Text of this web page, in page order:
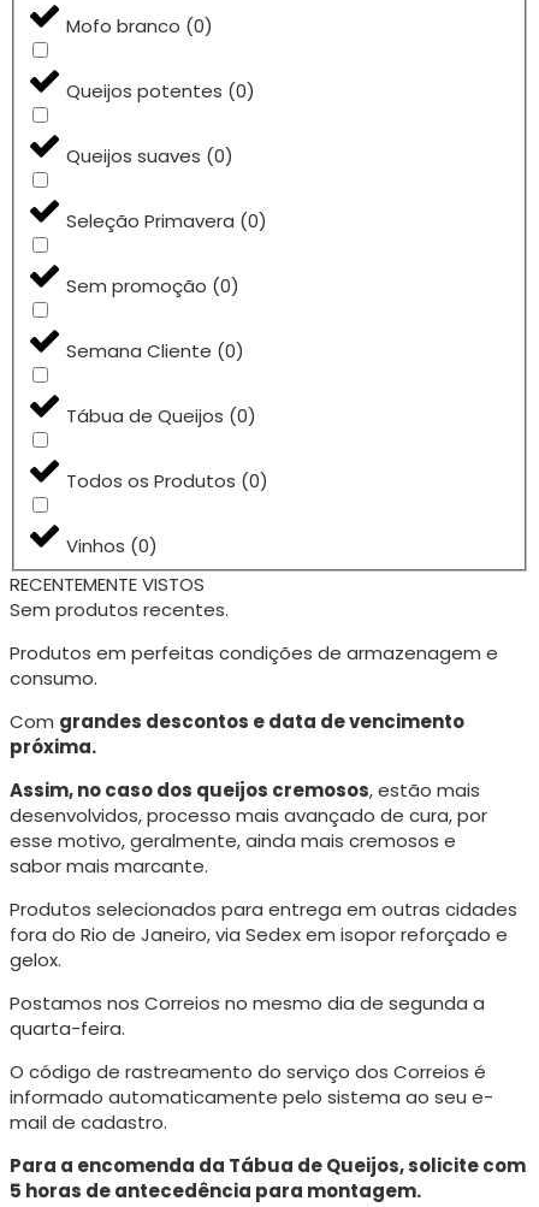
Mofo branco (0)
Queijos potentes (0)
Queijos suaves (0)
Seleção Primavera (0)
Sem promoção (0)
Semana Cliente (0)
Tábua de Queijos (0)
Todos os Produtos (0)
Vinhos (0)
RECENTEMENTE VISTOS
Sem produtos recentes.
Produtos em perfeitas condições de armazenagem e
consumo.
Com grandes descontos e data de vencimento
próxima.
Assim, no caso dos queijos cremosos, estão mais
desenvolvidos, processo mais avançado de cura, por
esse motivo, geralmente, ainda mais cremosos e
sabor mais marcante.
Produtos selecionados para entrega em outras cidades
fora do Rio de Janeiro, via Sedex em isopor reforçado e
gelox.
Postamos nos Correios no mesmo dia de segunda a
quarta-feira.
O código de rastreamento do serviço dos Correios é
informado automaticamente pelo sistema ao seu e-
mail de cadastro.
Para a encomenda da Tábua de Queijos, solicite com
5 horas de antecedência para montagem.